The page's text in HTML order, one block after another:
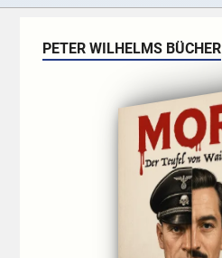
PETER WILHELMS BÜCHER